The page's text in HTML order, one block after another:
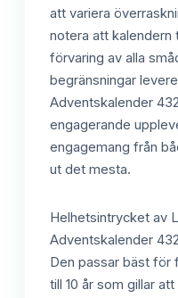
att variera
notera att kalendern
förvaring av alla
begränsningar
Adventskalender
engagerande
engagemang från
ut det mesta.
Helhetsintrycket av
Adventskalender
Den passar bäst för
till 10 år som gillar